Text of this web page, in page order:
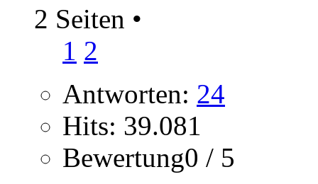
2 Seiten •
1 2
Antworten: 24
Hits: 39.081
Bewertung0 / 5